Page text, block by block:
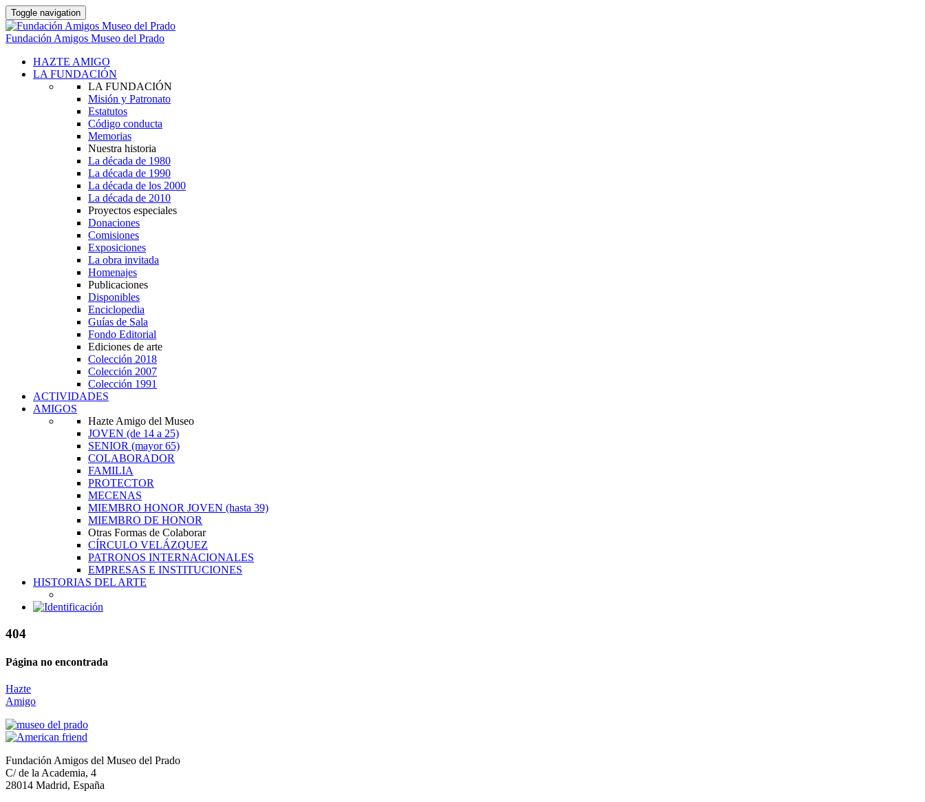
Toggle navigation
Fundación Amigos Museo del Prado
HAZTE AMIGO
LA FUNDACIÓN
LA FUNDACIÓN
Misión y Patronato
Estatutos
Código conducta
Memorias
Nuestra historia
La década de 1980
La década de 1990
La década de los 2000
La década de 2010
Proyectos especiales
Donaciones
Comisiones
Exposiciones
La obra invitada
Homenajes
Publicaciones
Disponibles
Enciclopedia
Guías de Sala
Fondo Editorial
Ediciones de arte
Colección 2018
Colección 2007
Colección 1991
ACTIVIDADES
AMIGOS
Hazte Amigo del Museo
JOVEN (de 14 a 25)
SENIOR (mayor 65)
COLABORADOR
FAMILIA
PROTECTOR
MECENAS
MIEMBRO HONOR JOVEN (hasta 39)
MIEMBRO DE HONOR
Otras Formas de Colaborar
CÍRCULO VELÁZQUEZ
PATRONOS INTERNACIONALES
EMPRESAS E INSTITUCIONES
HISTORIAS DEL ARTE
404
Página no encontrada
Hazte
Amigo
Fundación Amigos del Museo del Prado
C/ de la Academia, 4
28014 Madrid, España